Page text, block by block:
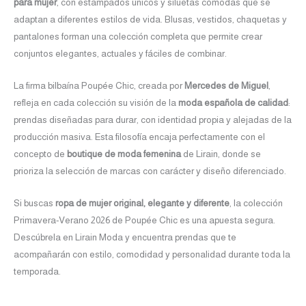
para mujer, con estampados únicos y siluetas cómodas que se
adaptan a diferentes estilos de vida. Blusas, vestidos, chaquetas y
pantalones forman una colección completa que permite crear
conjuntos elegantes, actuales y fáciles de combinar.
La firma bilbaína Poupée Chic, creada por Mercedes de Miguel ,
refleja en cada colección su visión de la moda española de calidad :
prendas diseñadas para durar, con identidad propia y alejadas de la
producción masiva. Esta filosofía encaja perfectamente con el
concepto de boutique de moda femeninade Lirain, donde se
prioriza la selección de marcas con carácter y diseño diferenciado.
Si buscas ropa de mujer original, elegante y diferente, la colección
Primavera-Verano 2026 de Poupée Chic es una apuesta segura.
Descúbrela en Lirain Moda y encuentra prendas que te
acompañarán con estilo, comodidad y personalidad durante toda la
temporada.